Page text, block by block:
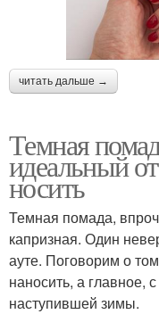
читать дальше →
Темная
идеальный
носить
Темная помада,
капризная. Один
ауте. Поговорим о
наносить, а главное,
наступившей зимы.